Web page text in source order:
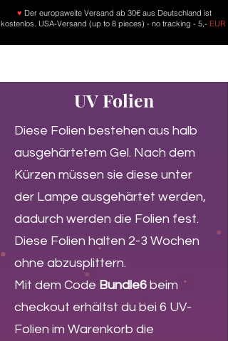
♥ Der europaweite Versand ab 30€ aus Deutschland ist
kostenlos. USA-Versand (up to 8 pieces) - no tracking - 5,- EUR
UV Folien
Diese Folien bestehen aus halb
ausgehärtetem Gel. Nach dem
Kürzen müssen sie diese unter
der Lampe ausgehärtet werden,
dadurch werden die Folien fest.
Diese Folien halten 2-3 Wochen
ohne abzusplittern.
Mit dem Code Bundle6 beim
checkout erhältst du bei 6 UV-
Folien im Warenkorb die